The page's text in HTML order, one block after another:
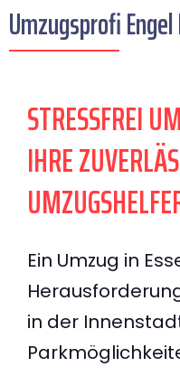
Umzugsprofi Engel
STRESSFREI
IHRE
Ein Umzug in
in der